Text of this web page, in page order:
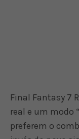
Final Fantasy 7
real e um modo
preferem o